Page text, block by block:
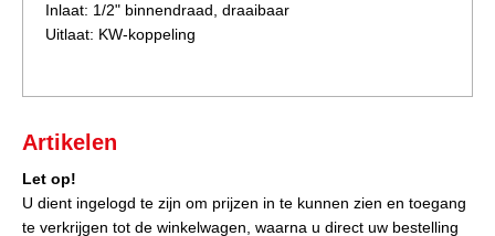
Inlaat: 1/2" binnendraad, draaibaar
Uitlaat: KW-koppeling
Artikelen
Let op!
U dient ingelogd te zijn om prijzen in te kunnen zien en toegang
te verkrijgen tot de winkelwagen, waarna u direct uw bestelling